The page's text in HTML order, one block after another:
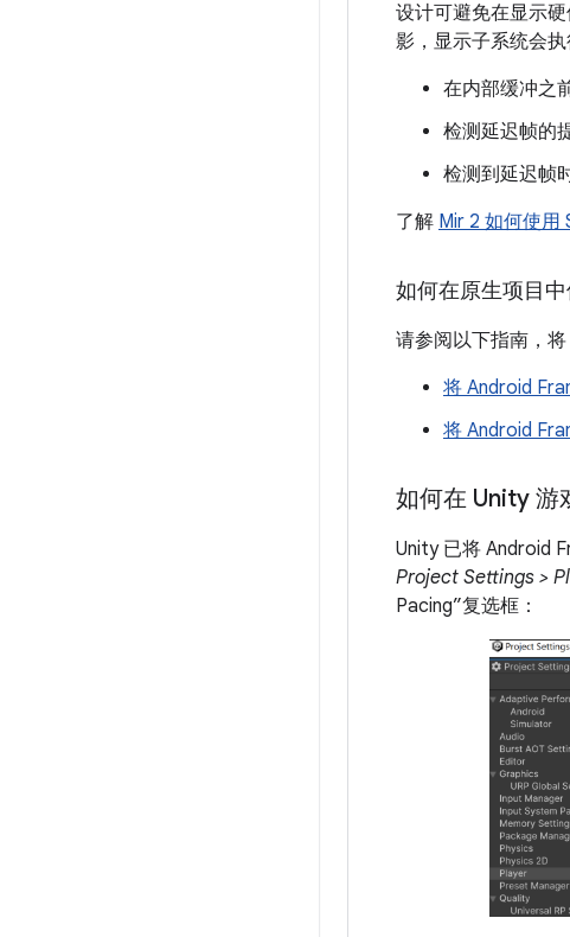
设计可避免在显示
影，显示子系统会执
在内部缓冲之
检测延迟帧的
检测到延迟帧
了解 Mir 2 如何使用
如何在原生项目
请参阅以下指南，
将 Android
将 Android
如何在 Unity 游
Unity 已将 Android
Project Settings >
Pacing”复选框：